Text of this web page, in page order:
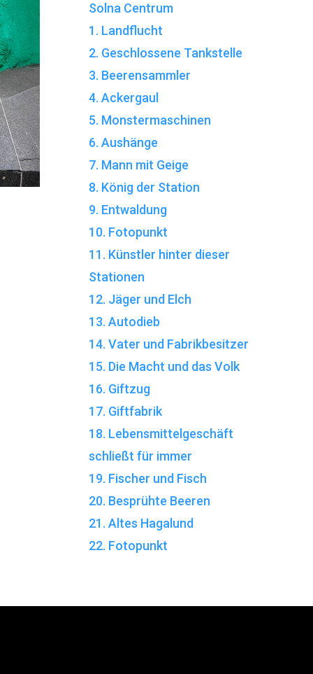
Solna Centrum
1. Landflucht
2. Geschlossene Tankstelle
3. Beerensammler
4. Ackergaul
5. Monstermaschinen
6. Aushänge
7. Mann mit Geige
8. König der Station
9. Entwaldung
10. Fotopunkt
11. Künstler hinter dieser
Stationen
12. Jäger und Elch
13. Autodieb
14. Vater und Fabrikbesitzer
15. Die Macht und das Volk
16. Giftzug
17. Giftfabrik
18. Lebensmittelgeschäft
schließt für immer
19. Fischer und Fisch
20. Besprühte Beeren
21. Altes Hagalund
22. Fotopunkt